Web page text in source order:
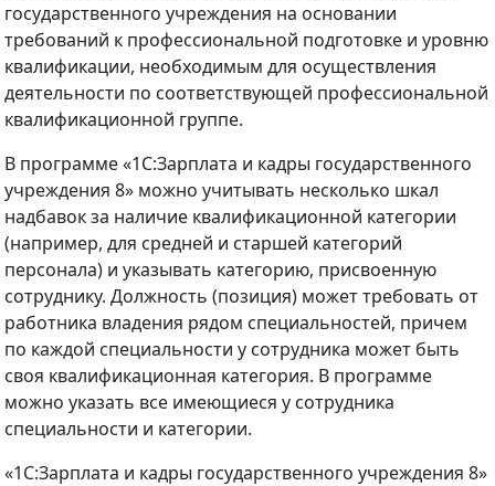
государственного учреждения на основании
требований к профессиональной подготовке и уровню
квалификации, необходимым для осуществления
деятельности по соответствующей профессиональной
квалификационной группе.
В программе «1С:Зарплата и кадры государственного
учреждения 8» можно учитывать несколько шкал
надбавок за наличие квалификационной категории
(например, для средней и старшей категорий
персонала) и указывать категорию, присвоенную
сотруднику. Должность (позиция) может требовать от
работника владения рядом специальностей, причем
по каждой специальности у сотрудника может быть
своя квалификационная категория. В программе
можно указать все имеющиеся у сотрудника
специальности и категории.
«1С:Зарплата и кадры государственного учреждения 8»